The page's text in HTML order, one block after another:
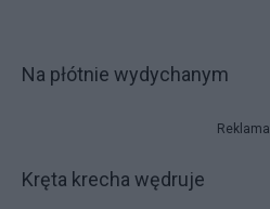
Na płótnie wydychanym
Reklama
Kręta krecha wędruje